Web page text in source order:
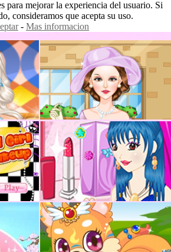
para mejorar la experiencia del usuario. Si
consideramos que acepta su uso.
- Mas informacion